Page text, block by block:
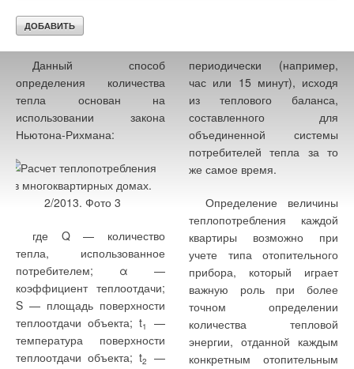
Данный способ
определения количества
тепла основан на
использовании закона
Ньютона-Рихмана:
где Q — количество
тепла, использованное
потребителем; α —
коэффициент теплоотдачи;
S — площадь поверхности
теплоотдачи объекта; t1
—
температура поверхности
теплоотдачи объекта; t2
—
периодически (например,
час или 15 минут), исходя
из теплового баланса,
составленного для
объединенной системы
потребителей тепла за то
же самое время.
Определение величины
теплопотребления каждой
квартиры возможно при
учете типа отопительного
прибора, который играет
важную роль при более
точном определении
количества тепловой
энергии, отданной каждым
конкретным отопительным